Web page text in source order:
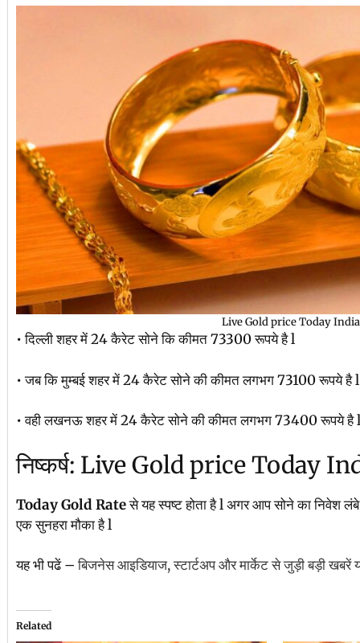
Live Gold price Today India
• दिल्ली शहर में 24 कैरेट सोने कि कीमत 73300 रूपये है l
• जब कि मुम्बई शहर में 24 कैरेट सोने की कीमत लगभग 73100 रूपये है l
• वही लखनऊ शहर में 24 कैरेट सोने की कीमत लगभग 73400 रूपये है l
निष्कर्ष: Live Gold price Today
Today Gold Rateसे यह स्पष्ट होता है l अगर आप सोने का निवेश
एक सुनहरा मौका है l
यह भी पढें –बिजनेस आइडियाज, स्टार्टअप और मार्केट से जुड़ी बड़ी खबरें
Related